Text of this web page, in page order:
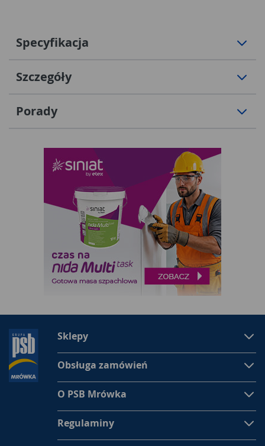
Specyfikacja
Szczegóły
Porady
Sklepy
Obsługa zamówień
O PSB Mrówka
Regulaminy